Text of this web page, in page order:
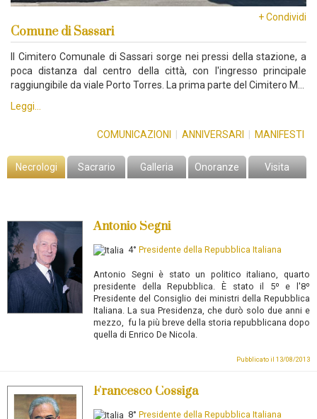
+ Condividi
Comune di Sassari
Il Cimitero Comunale di Sassari sorge nei pressi della stazione, a
poca distanza dal centro della città, con l'ingresso principale
raggiungibile da viale Porto Torres. La prima parte del Cimitero M…
Leggi...
COMUNICAZIONI ANNIVERSARI MANIFESTI
Necrologi Sacrario Galleria Onoranze Visita
Antonio Segni
4° Presidente della Repubblica Italiana
Antonio Segni è stato un politico italiano, quarto
presidente della Repubblica. È stato il 5º e l'8º
Presidente del Consiglio dei ministri della Repubblica
Italiana. La sua Presidenza, che durò solo due anni e
mezzo, fu la più breve della storia repubblicana dopo
quella di Enrico De Nicola.
Pubblicato il 13/08/2013
Francesco Cossiga
8° Presidente della Repubblica Italiana